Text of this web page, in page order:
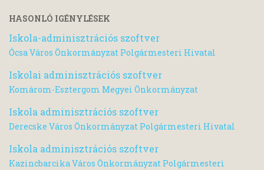
HASONLÓ IGÉNYLÉSEK
Iskola-adminisztrációs szoftver
Ócsa Város Önkormányzat Polgármesteri Hivatal
Iskolai adminisztrációs szoftver
Komárom-Esztergom Megyei Önkormányzat
Iskola adminisztrációs szoftver
Derecske Város Önkormányzat Polgármesteri Hivatal
Iskola adminisztrációs szoftver
Kazincbarcika Város Önkormányzat Polgármesteri